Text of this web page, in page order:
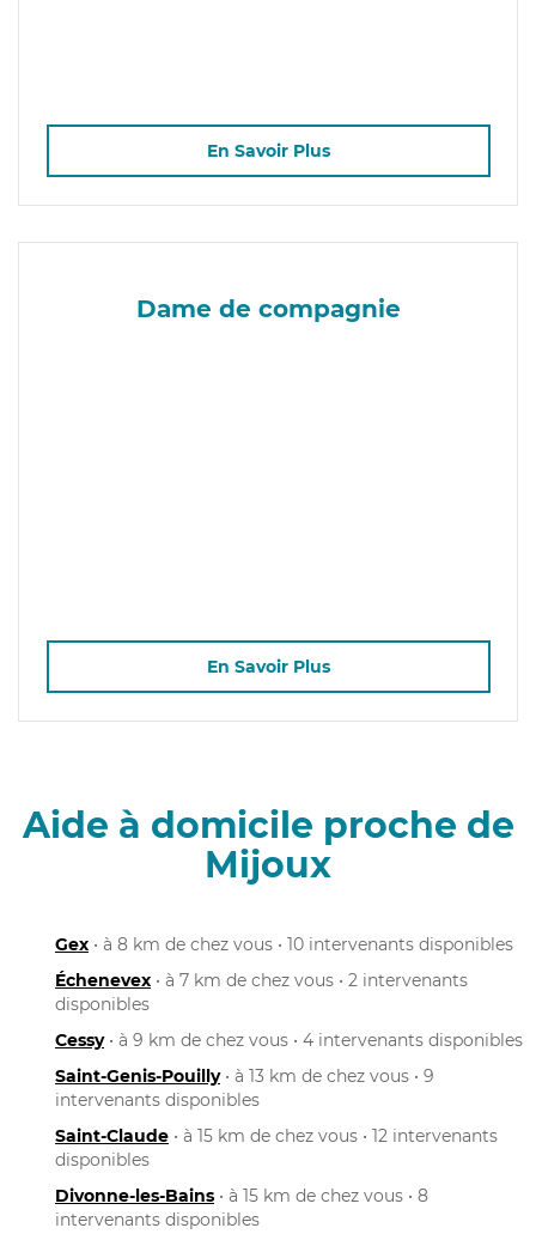
En Savoir Plus
Dame de compagnie
En Savoir Plus
Aide à domicile proche de
Mijoux
Gex • à 8 km de chez vous • 10 intervenants disponibles
Échenevex • à 7 km de chez vous • 2 intervenants
disponibles
Cessy• à 9 km de chez vous • 4 intervenants disponibles
Saint-Genis-Pouilly• à 13 km de chez vous • 9
intervenants disponibles
Saint-Claude • à 15 km de chez vous • 12 intervenants
disponibles
Divonne-les-Bains • à 15 km de chez vous • 8
intervenants disponibles